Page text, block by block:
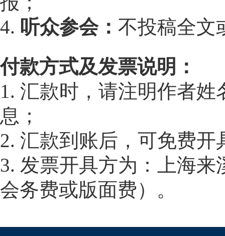
4. 听众参会： 不投稿全文
付款方式及发票说明：
1. 汇款时，请注明作者
息；
2. 汇款到账后，可免费
3. 发票开具方为：上海
会务费或版面费）。